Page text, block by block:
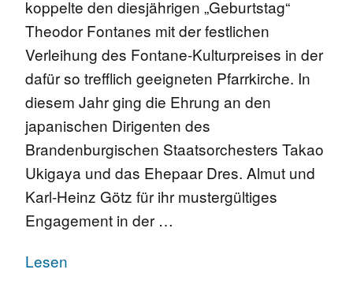
koppelte den diesjährigen „Geburtstag“
Theodor Fontanes mit der festlichen
Verleihung des Fontane-Kulturpreises in der
dafür so trefflich geeigneten Pfarrkirche. In
diesem Jahr ging die Ehrung an den
japanischen Dirigenten des
Brandenburgischen Staatsorchesters Takao
Ukigaya und das Ehepaar Dres. Almut und
Karl-Heinz Götz für ihr mustergültiges
Engagement in der …
Lesen